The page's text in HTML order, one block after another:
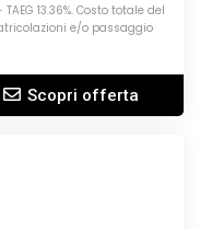
13.36%. Costo totale del
e/o passaggio
Scopri offerta